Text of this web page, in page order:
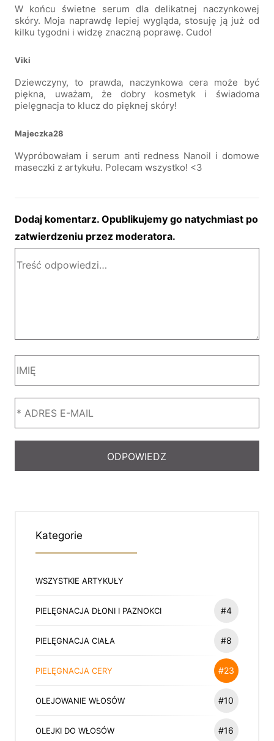
W końcu świetne serum dla delikatnej naczynkowej
skóry. Moja naprawdę lepiej wygląda, stosuję ją już od
kilku tygodni i widzę znaczną poprawę. Cudo!
Viki
Dziewczyny, to prawda, naczynkowa cera może być
piękna, uważam, że dobry kosmetyk i świadoma
pielęgnacja to klucz do pięknej skóry!
Majeczka28
Wypróbowałam i serum anti redness Nanoil i domowe
maseczki z artykułu. Polecam wszystko! <3
Dodaj komentarz. Opublikujemy go natychmiast po
zatwierdzeniu przez moderatora.
Kategorie
WSZYSTKIE ARTYKUŁY
PIELĘGNACJA DŁONI I PAZNOKCI #4
PIELĘGNACJA CIAŁA #8
PIELĘGNACJA CERY #23
OLEJOWANIE WŁOSÓW #10
OLEJKI DO WŁOSÓW #16